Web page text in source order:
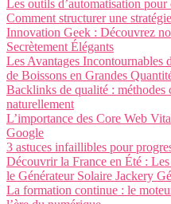
Les outils d’automatisation
Comment structurer une
Innovation Geek : Découvrez
Secrètement Élégants
Les Avantages
de Boissons en Grandes
Backlinks de qualité : méthodes
naturellement
L’importance des Core Web
Google
3 astuces infaillibles pour
Découvrir la France en Été :
le Générateur Solaire Jackery
La formation continue : le